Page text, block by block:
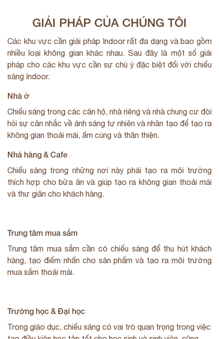
GIẢI PHÁP CỦA CHÚNG TÔI
Các khu vực cần giải pháp Indoor rất đa dạng và bao gồm
nhiều loại không gian khác nhau. Sau đây là một số giải
pháp cho các khu vực cần sự chú ý đặc biệt đối với chiếu
sáng Indoor.
Nhà ở
Chiếu sáng trong các căn hộ, nhà riêng và nhà chung cư đòi
hỏi sự cân nhắc về ánh sáng tự nhiên và nhân tạo để tạo ra
không gian thoải mái, ấm cúng và thân thiện.
Nhà hàng & Cafe
Chiếu sáng trong những nơi này phải tạo ra môi trường
thích hợp cho bữa ăn và giúp tạo ra không gian thoải mái
và thư giãn cho khách hàng.
Trung tâm mua sắm
Trung tâm mua sắm cần có chiếu sáng để thu hút khách
hàng, tạo điểm nhấn cho sản phẩm và tạo ra môi trường
mua sắm thoải mái.
Trường học & Đại học
Trong giáo dục, chiếu sáng có vai trò quan trọng trong việc